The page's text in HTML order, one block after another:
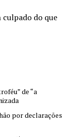
do que
de “a
por declarações